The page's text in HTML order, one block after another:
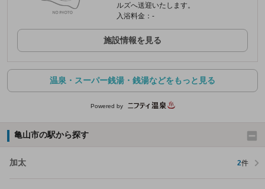
ルズへ送迎いたします。
入浴料金：-
施設情報を見る
温泉・スーパー銭湯・銭湯などをもっと見る
Powered by
亀山市の駅から探す
加太 2件